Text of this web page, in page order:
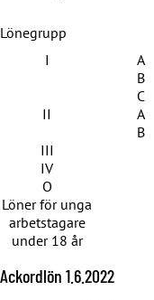
Lönegrupp
I
A
B
C
II
A
B
III
IV
O
Löner för unga
arbetstagare
under 18 år
Ackordlön 1.6.2022